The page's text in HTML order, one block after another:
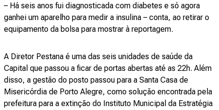
– Há seis anos fui diagnosticada com diabetes e só agora
ganhei um aparelho para medir a insulina – conta, ao retirar o
equipamento da bolsa para mostrar à reportagem.
A Diretor Pestana é uma das seis unidades de saúde da
Capital que passou a ficar de portas abertas até as 22h. Além
disso, a gestão do posto passou para a Santa Casa de
Misericórdia de Porto Alegre, como solução encontrada pela
prefeitura para a extinção do Instituto Municipal da Estratégia